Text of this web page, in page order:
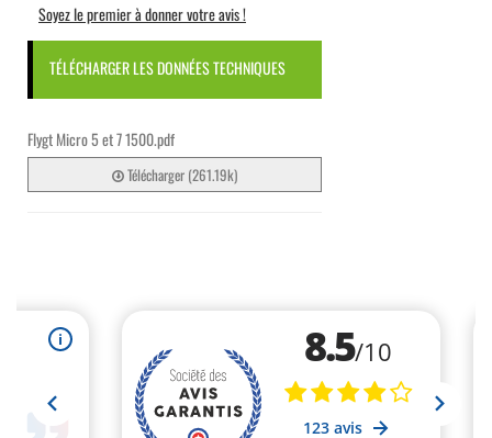
Soyez le premier à donner votre avis !
TÉLÉCHARGER LES DONNÉES TECHNIQUES
Flygt Micro 5 et 7 1500.pdf
Télécharger (261.19k)